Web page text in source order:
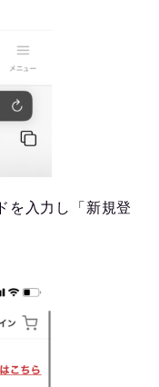
を入力し「新規登